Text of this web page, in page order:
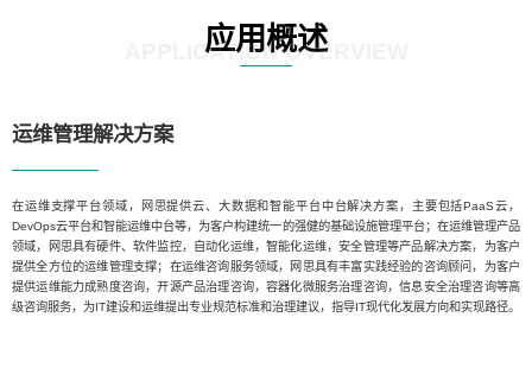
应用概述
APPLICATION OVERVIEW
运维管理解决方案
在运维支撑平台领域，网思提供云、大数据和智能平台中台解决方案，主要包括PaaS云，
DevOps云平台和智能运维中台等，为客户构建统一的强健的基础设施管理平台；在运维管理产品
领域，网思具有硬件、软件监控，自动化运维，智能化运维，安全管理等产品解决方案，为客户
提供全方位的运维管理支撑；在运维咨询服务领域，网思具有丰富实践经验的咨询顾问，为客户
提供运维能力成熟度咨询，开源产品治理咨询，容器化微服务治理咨询，信息安全治理咨询等高
级咨询服务，为IT建设和运维提出专业规范标准和治理建议，指导IT现代化发展方向和实现路径。